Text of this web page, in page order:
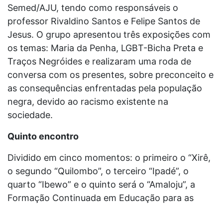
Semed/AJU, tendo como responsáveis o
professor Rivaldino Santos e Felipe Santos de
Jesus. O grupo apresentou três exposições com
os temas: Maria da Penha, LGBT-Bicha Preta e
Traços Negróides e realizaram uma roda de
conversa com os presentes, sobre preconceito e
as consequências enfrentadas pela população
negra, devido ao racismo existente na
sociedade.
Quinto encontro
Dividido em cinco momentos: o primeiro o “Xirê,
o segundo “Quilombo”, o terceiro “Ipadé”, o
quarto “Ibewo” e o quinto será o “Amaloju”, a
Formação Continuada em Educação para as